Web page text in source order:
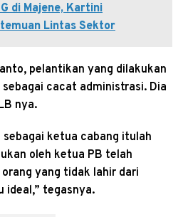
di Majene, Kartini
Lintas Sektor
pelantikan yang dilakukan
cacat administrasi. Dia
nya.
sebagai ketua cabang itulah
oleh ketua PB telah
yang tidak lahir dari
ideal,” tegasnya.